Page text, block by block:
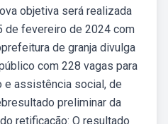
objetiva será realizada
de fevereiro de 2024 com
de granja divulga
com 228 vagas para
e assistência social, de
preliminar da
retificação: O resultado